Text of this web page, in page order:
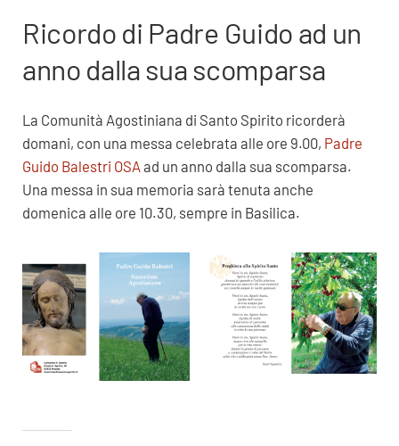
Ricordo di Padre Guido ad un
anno dalla sua scomparsa
La Comunità Agostiniana di Santo Spirito ricorderà
domani, con una messa celebrata alle ore 9.00, Padre
Guido Balestri OSA ad un anno dalla sua scomparsa.
Una messa in sua memoria sarà tenuta anche
domenica alle ore 10.30, sempre in Basilica.